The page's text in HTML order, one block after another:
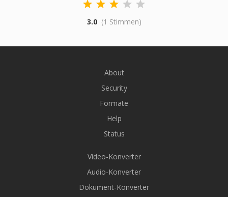
3.0 (1 Stimmen)
About
Security
Formate
Help
Status
Video-Konverter
Audio-Konverter
Dokument-Konverter